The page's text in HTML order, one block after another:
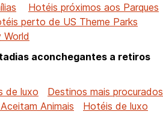
Hotéis próximos aos Parques
perto de US Theme Parks
aconchegantes a retiros
de luxo
Destinos mais procurados
Animais
Hotéis de luxo